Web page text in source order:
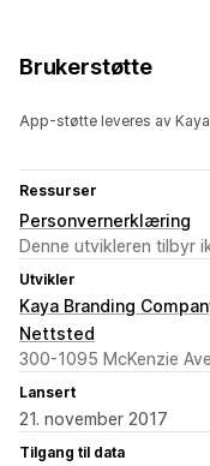
Brukerstøtte
App-støtte leveres av
Ressurser
Personvernerklæring
Denne utvikleren tilbyr
Utvikler
Kaya Branding
Nettsted
300-1095 McKenzie
Lansert
21. november 2017
Tilgang til data